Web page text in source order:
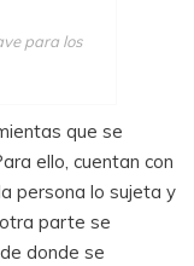
para los
que se
ello, cuentan con
persona lo sujeta y
parte se
donde se